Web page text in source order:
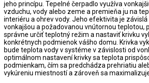
jeho princípu. Tepelné čerpadlo využíva
vzduchu, vody alebo zeme a premieňa ju na
interiéru a ohrev vody. Jeho efektivita je
vonkajšou a požadovanou vnútornou teplotou,
správne určiť teplotný režim a nastaviť krivku
konkrétnych podmienok vášho domu. Krivka
bude teplota vody v systéme v závislosti od
optimálnom nastavení krivky sa teplota
podmienkam, čím sa predchádza prehriatiu
vykúreniu miestností a zároveň sa